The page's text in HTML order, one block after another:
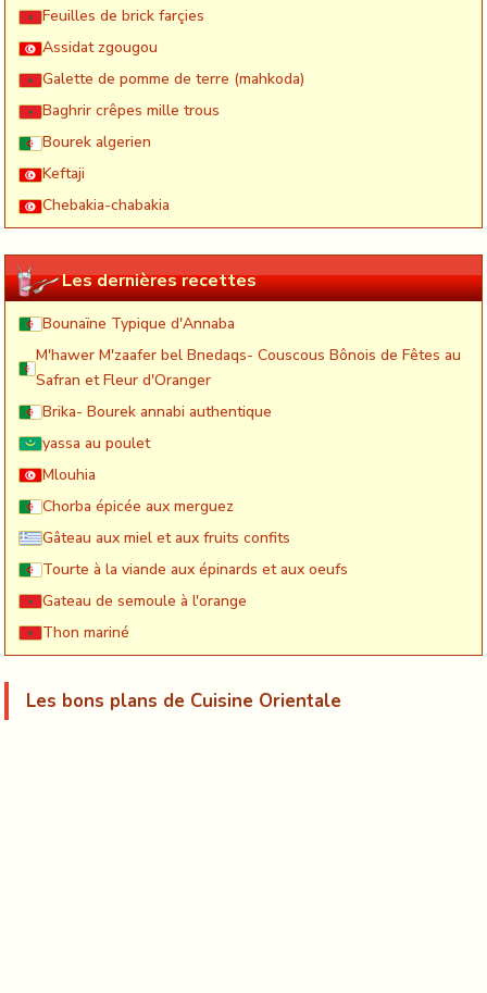
Feuilles de brick farçies
Assidat zgougou
Galette de pomme de terre (mahkoda)
Baghrir crêpes mille trous
Bourek algerien
Keftaji
Chebakia-chabakia
Les dernières recettes
Bounaïne Typique d'Annaba
M'hawer M'zaafer bel Bnedaqs- Couscous Bônois de Fêtes au
Safran et Fleur d'Oranger
Brika- Bourek annabi authentique
yassa au poulet
Mlouhia
Chorba épicée aux merguez
Gâteau aux miel et aux fruits confits
Tourte à la viande aux épinards et aux oeufs
Gateau de semoule à l'orange
Thon mariné
Les bons plans de Cuisine Orientale